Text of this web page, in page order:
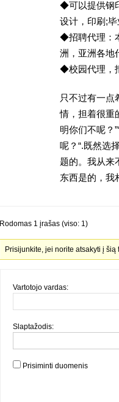
◆可以提供钢
设计，印刷;毕
◆招聘代理：
洲，亚洲各地
◆校园代理，
只不过有一点
情，担着很重
明你们不呢？
呢？“.既然选
题的。我从来
东西是的，我
Rodomas 1 įrašas (viso: 1)
Prisijunkite, jei norite atsakyti į šią
Vartotojo vardas:
Slaptažodis:
Prisiminti duomenis